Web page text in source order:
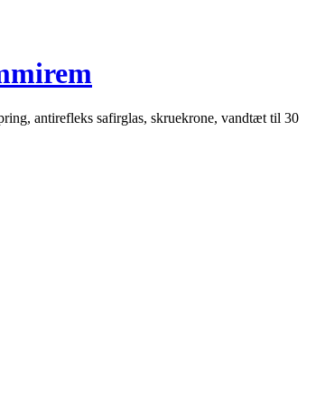
antirefleks safirglas, skruekrone, vandtæt til 30